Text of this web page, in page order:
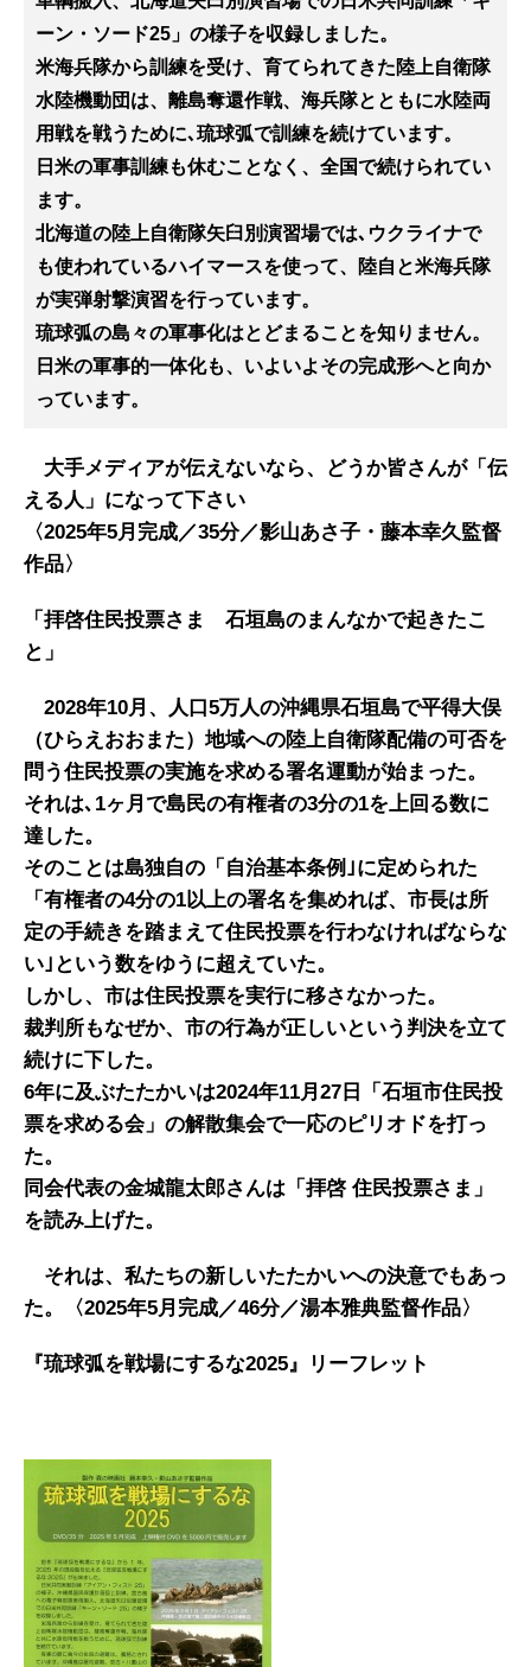
ーン・ソード25 」の様子を収録しました。
米海兵隊から訓練を受け、育てられてきた陸上自衛隊
水陸機動団は、離島奪還作戦、海兵隊とともに水陸両
用戦を戦うために､琉球弧で訓練を続けています。
日米の軍事訓練も休むことなく、全国で続けられてい
ます。
北海道の陸上自衛隊矢臼別演習場では､ ウクライナで
も使われているハイマースを使って、陸自と米海兵隊
が実弾射撃演習を行っています。
琉球弧の島々の軍事化はとどまることを知りません。
日米の軍事的一体化も、いよいよその完成形へと向か
っています。
大手メディアが伝えないなら、どうか皆さんが「伝
える人」になって下さい
〈2025年5月完成／35分／影山あさ子・藤本幸久監督
作品〉
「拝啓住民投票さま 石垣島のまんなかで起きたこ
と」
2028年10月、人口 5万人の沖縄県石垣島で平得大俣
（ひらえおおまた）地域への陸上自衛隊配備の可否を
問う住民投票の実施を求める署名運動が始まった。
それは､1ヶ月で島民の有権者の3分の1を上回る数に
達した。
そのことは島独自の「自治基本条例 ｣に定められた
「有権者の4分の1以上の署名を集めれば、市長は所
定の手続きを踏まえて住民投票を行わなければならな
い｣ という数をゆうに超えていた。
しかし、 市は住民投票を実行に移さなかった。
裁判所もなぜか、市の行為が正しいという判決を立て
続けに下した。
6年に及ぶたたかいは2024年11月 27 日「石垣市住民投
票を求める会」の解散集会で一応のピリオドを打っ
た。
同会代表の金城龍太郎さんは「拝啓 住民投票さま」
を読み上げた。
それは、私たちの新しいたたかいへの決意でもあっ
た。〈2025年5月完成／46分／湯本雅典監督作品〉
『琉球弧を戦場にするな2025』 リーフレット